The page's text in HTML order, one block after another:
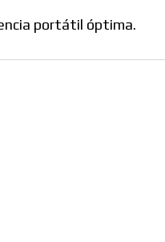
portátil óptima.